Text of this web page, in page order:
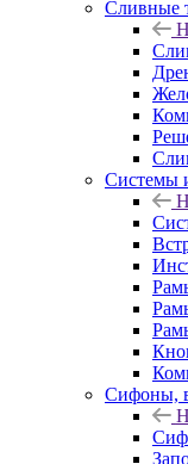
Сливные
Системы
Сифоны,